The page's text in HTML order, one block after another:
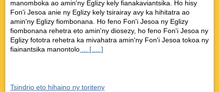
manomboka ao amin'ny Eglizy kely fianakaviantsika. Ho hisy
Fon'i Jesoa anie ny Eglizy kely tsirairay avy ka hihitatra ao
amin'ny Eglizy fiombonana. Ho feno Fon'i Jesoa ny Eglizy
fiombonana rehetra eto amin'ny diosezy, ho feno Fon'i Jesoa ny
Eglizy fototra rehetra ka mivahatra amin'ny Fon'i Jesoa tokoa ny
fiainantsika manontolo ... [.....]
Tsindrio eto hihaino ny toriteny